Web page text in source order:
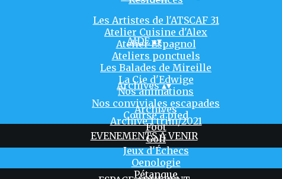
Les Artistes de l'ATSCAF 31
Atelier Cuisine d'Alex
Atelier Espagnol
Ateliers ponctuels
Les Balades de Mireille
La Cie d'Edwige
Nos animations
Nos conviviales escapades
Course à pied
Foot
Golf
Jeux d'Échecs
Oenologie
Pétanque
AIDE▴▾
Archives▴▾
Archives
Archive 1 trim/2021
EVENEMENTS A VENIR